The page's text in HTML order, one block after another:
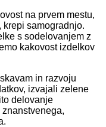
na prvem mestu,
samogradnjo.
s sodelovanjem z
kakovost izdelkov
in razvoju
izvajali zelene
delovanje